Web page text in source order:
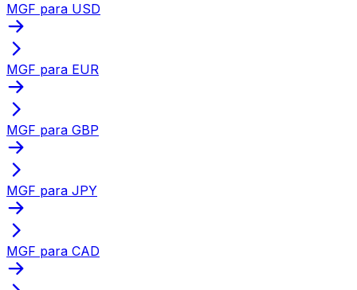
MGF para USD
MGF para EUR
MGF para GBP
MGF para JPY
MGF para CAD